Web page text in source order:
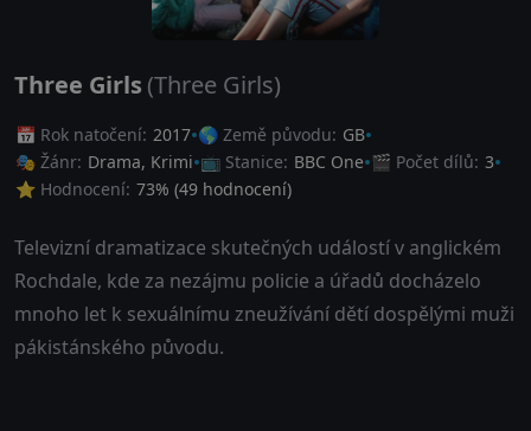
Three Girls (Three Girls)
📅 Rok natočení: 2017 🌎 Země původu: GB
🎭 Žánr: Drama, Krimi 📺 Stanice: BBC One 🎬 Počet dílů: 3
⭐ Hodnocení: 73% (49 hodnocení)
Televizní dramatizace skutečných událostí v anglickém
Rochdale, kde za nezájmu policie a úřadů docházelo
mnoho let k sexuálnímu zneužívání dětí dospělými muži
pákistánského původu.